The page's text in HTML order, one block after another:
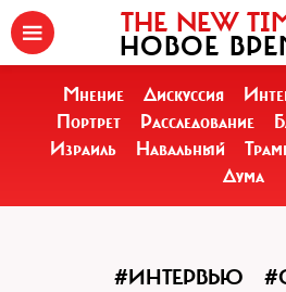
THE NEW
НОВОЕ
Мнение Дискуссия
Портрет
Расследование
Израиль
Навальный
Дума
#ИНТЕРВЬЮ